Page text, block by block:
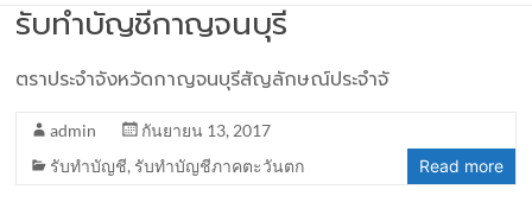
รับทำบัญชีกาญจนบุรี
ตราประจำจังหวัดกาญจนบุรีสัญลักษณ์ประจำจั
admin
กันยายน 13, 2017
รับทำบัญชี, รับทำบัญชีภาคตะวันตก Read more